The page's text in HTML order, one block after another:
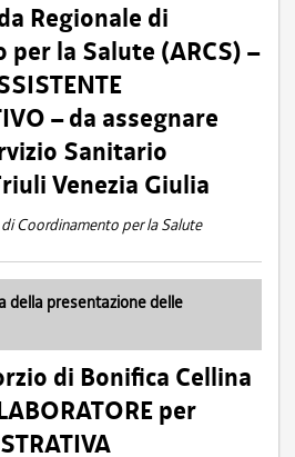
Regionale di
la Salute (ARCS) –
– da assegnare
Sanitario
Venezia Giulia
Coordinamento per la Salute
della presentazione delle
di Bonifica Cellina
per